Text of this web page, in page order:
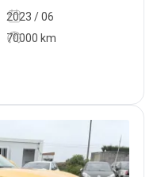
2023 / 06
70000 km